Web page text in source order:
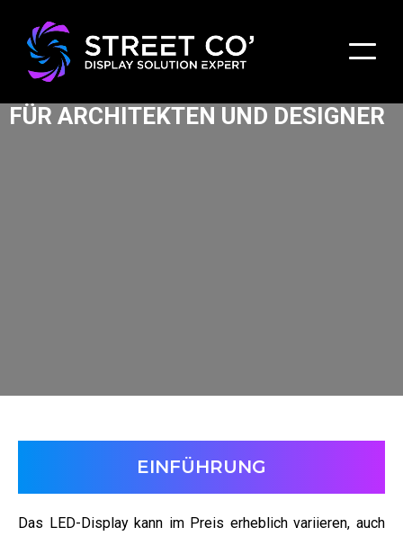
WHITEPAPER ZU LED-DISPLAYS
FÜR ARCHITEKTEN UND DESIGNER
EINFÜHRUNG
Das LED-Display kann im Preis erheblich variieren, auch